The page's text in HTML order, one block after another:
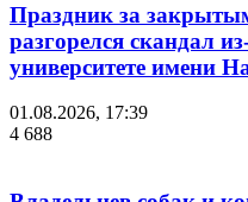
Праздник за
разгорелся скандал
университете имени
01.08.2026, 17:39
4 688